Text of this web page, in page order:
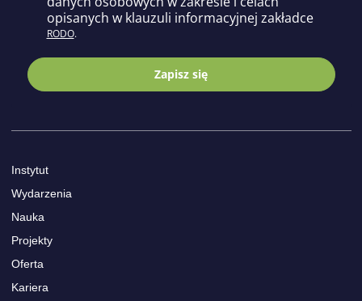
opisanych w klauzuli informacyjnej zakładce
RODO.
Zapisz się
Instytut
Wydarzenia
Nauka
Projekty
Oferta
Kariera